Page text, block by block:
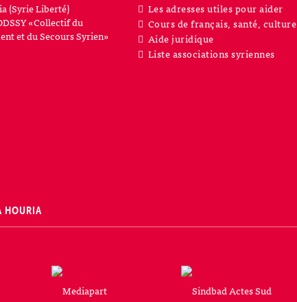
(Syrie Liberté)
«Collectif du
et du Secours Syrien»
Les adresses utiles pour aider
Cours de français, santé, culture
Aide juridique
Liste associations syriennes
HOURIA